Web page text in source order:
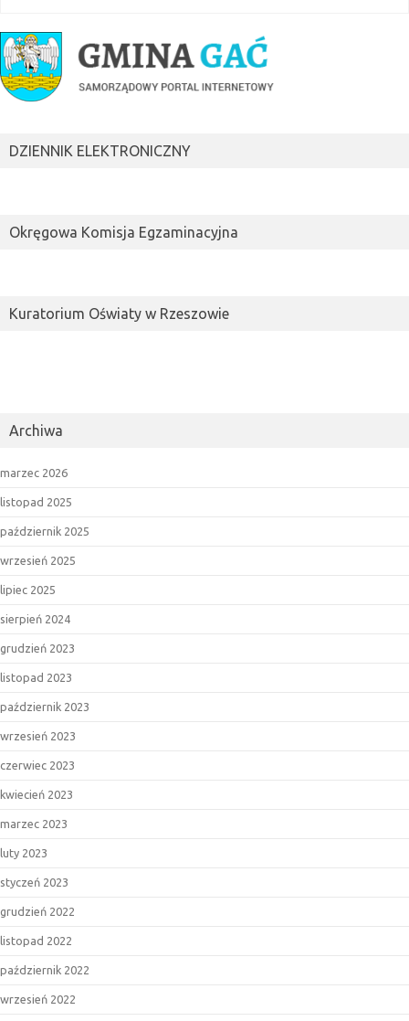
DZIENNIK ELEKTRONICZNY
Okręgowa Komisja Egzaminacyjna
Kuratorium Oświaty w Rzeszowie
Archiwa
marzec 2026
listopad 2025
październik 2025
wrzesień 2025
lipiec 2025
sierpień 2024
grudzień 2023
listopad 2023
październik 2023
wrzesień 2023
czerwiec 2023
kwiecień 2023
marzec 2023
luty 2023
styczeń 2023
grudzień 2022
listopad 2022
październik 2022
wrzesień 2022